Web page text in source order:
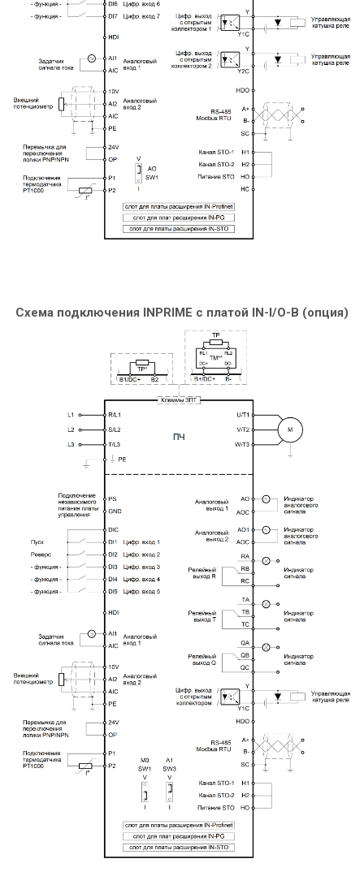
Схема подключения INPRIME c платой IN-I/O-B (опция)